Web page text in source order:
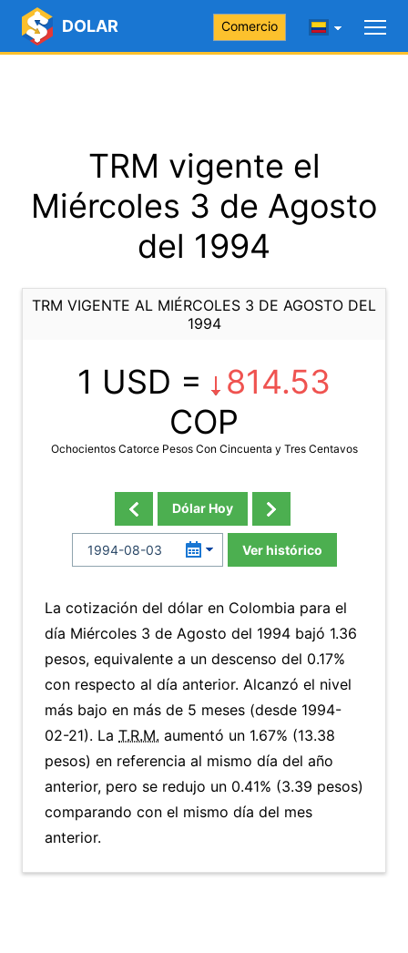
DOLAR Comercio
TRM vigente el
Miércoles 3 de Agosto
del 1994
TRM VIGENTE AL MIÉRCOLES 3 DE AGOSTO DEL
1994
1 USD =
814.53
COP
Ochocientos Catorce Pesos Con Cincuenta y Tres Centavos
Dólar Hoy
Ver histórico
La cotización del dólar en Colombia para el
día Miércoles 3 de Agosto del 1994 bajó 1.36
pesos, equivalente a un descenso del 0.17%
con respecto al día anterior. Alcanzó el nivel
más bajo en más de 5 meses (desde 1994-
02-21). La T.R.M. aumentó un 1.67% (13.38
pesos) en referencia al mismo día del año
anterior, pero se redujo un 0.41% (3.39 pesos)
comparando con el mismo día del mes
anterior.